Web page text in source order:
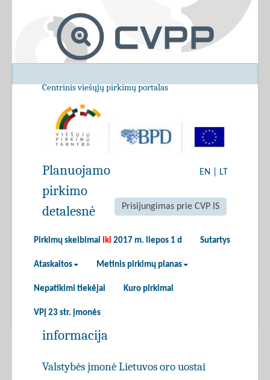
Centrinis viešųjų pirkimų portalas
EN LT
Prisijungimas prie CVP IS
Pirkimų skelbimai iki 2017 m. liepos 1 d Sutartys
Ataskaitos Metinis pirkimų planas
Nepatikimi tiekėjai Kuro pirkimai
VPĮ 23 str. įmonės
Planuojamo
pirkimo
detalesnė
informacija
Valstybės įmonė Lietuvos oro uostai